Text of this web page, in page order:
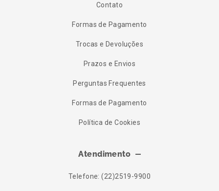
Contato
Formas de Pagamento
Trocas e Devoluções
Prazos e Envios
Perguntas Frequentes
Formas de Pagamento
Política de Cookies
Atendimento
Telefone: (22)2519-9900